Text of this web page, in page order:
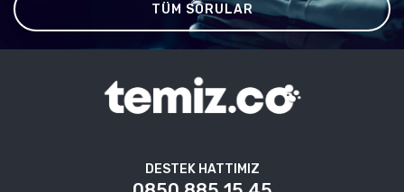
TÜM SORULAR
DESTEK HATTIMIZ